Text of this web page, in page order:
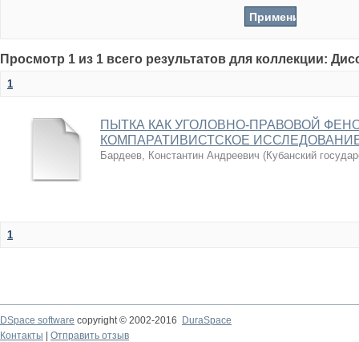
Просмотр 1 из 1 всего результатов для коллекции:
1
ПЫТКА КАК УГОЛОВНО-ПРАВОВОЙ
КОМПАРАТИВИСТСКОЕ
Бардеев, Константин Андреевич (Кубанский
1
DSpace software copyright © 2002-2016
DuraSpace
Контакты
Отправить отзыв